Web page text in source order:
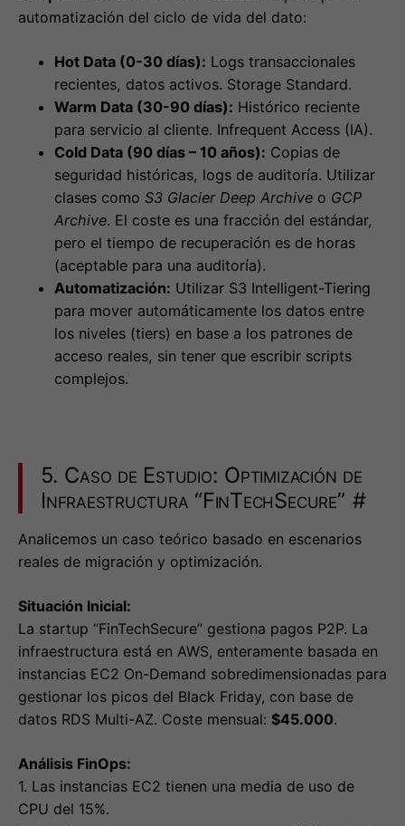
automatización del ciclo de vida del dato:
Hot Data (0-30 días): Logs transaccionales
recientes, datos activos. Storage Standard.
Warm Data (30-90 días): Histórico reciente
para servicio al cliente. Infrequent Access (IA).
Cold Data (90 días – 10 años): Copias de
seguridad históricas, logs de auditoría. Utilizar
clases como S3 Glacier Deep Archive o GCP
Archive. El coste es una fracción del estándar,
pero el tiempo de recuperación es de horas
(aceptable para una auditoría).
Automatización: Utilizar S3 Intelligent-Tiering
para mover automáticamente los datos entre
los niveles (tiers) en base a los patrones de
acceso reales, sin tener que escribir scripts
complejos.
5. Caso de Estudio: Optimización de
Infraestructura “FinTechSecure” #
Analicemos un caso teórico basado en escenarios
reales de migración y optimización.
Situación Inicial:
La startup “FinTechSecure” gestiona pagos P2P. La
infraestructura está en AWS, enteramente basada en
instancias EC2 On-Demand sobredimensionadas para
gestionar los picos del Black Friday, con base de
datos RDS Multi-AZ. Coste mensual: $45.000.
Análisis FinOps:
1. Las instancias EC2 tienen una media de uso de
CPU del 15%.